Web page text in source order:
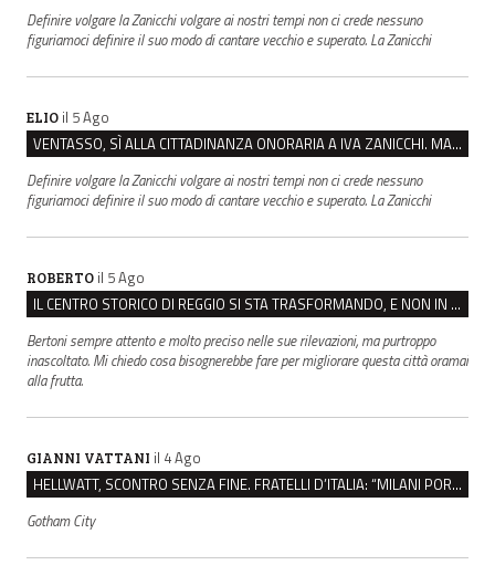
Definire volgare la Zanicchi volgare ai nostri tempi non ci crede nessuno
figuriamoci definire il suo modo di cantare vecchio e superato. La Zanicchi
ELIO il 5 Ago
VENTASSO, SÌ ALLA CITTADINANZA ONORARIA A IVA ZANICCHI. MA BARGIACCHI: “È DI PESSIMO GUSTO”
Definire volgare la Zanicchi volgare ai nostri tempi non ci crede nessuno
figuriamoci definire il suo modo di cantare vecchio e superato. La Zanicchi
ROBERTO il 5 Ago
IL CENTRO STORICO DI REGGIO SI STA TRASFORMANDO, E NON IN MEGLIO
Bertoni sempre attento e molto preciso nelle sue rilevazioni, ma purtroppo
inascoltato. Mi chiedo cosa bisognerebbe fare per migliorare questa città oramai
alla frutta.
GIANNI VATTANI il 4 Ago
HELLWATT, SCONTRO SENZA FINE. FRATELLI D’ITALIA: “MILANI PORTA DOCUMENTI, DE FRANCO INSULTI”
Gotham City